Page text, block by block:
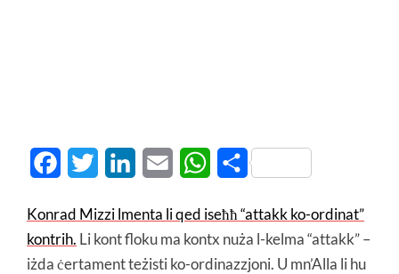
FacebookTwitter LinkedInEmail WhatsApp
Share
Konrad Mizzi lmenta li qed iseħħ “attakk ko-ordinat”
kontrih. Li kont floku ma kontx nuża l-kelma “attakk” –
iżda ċertament teżisti ko-ordinazzjoni. U mn’Alla li hu